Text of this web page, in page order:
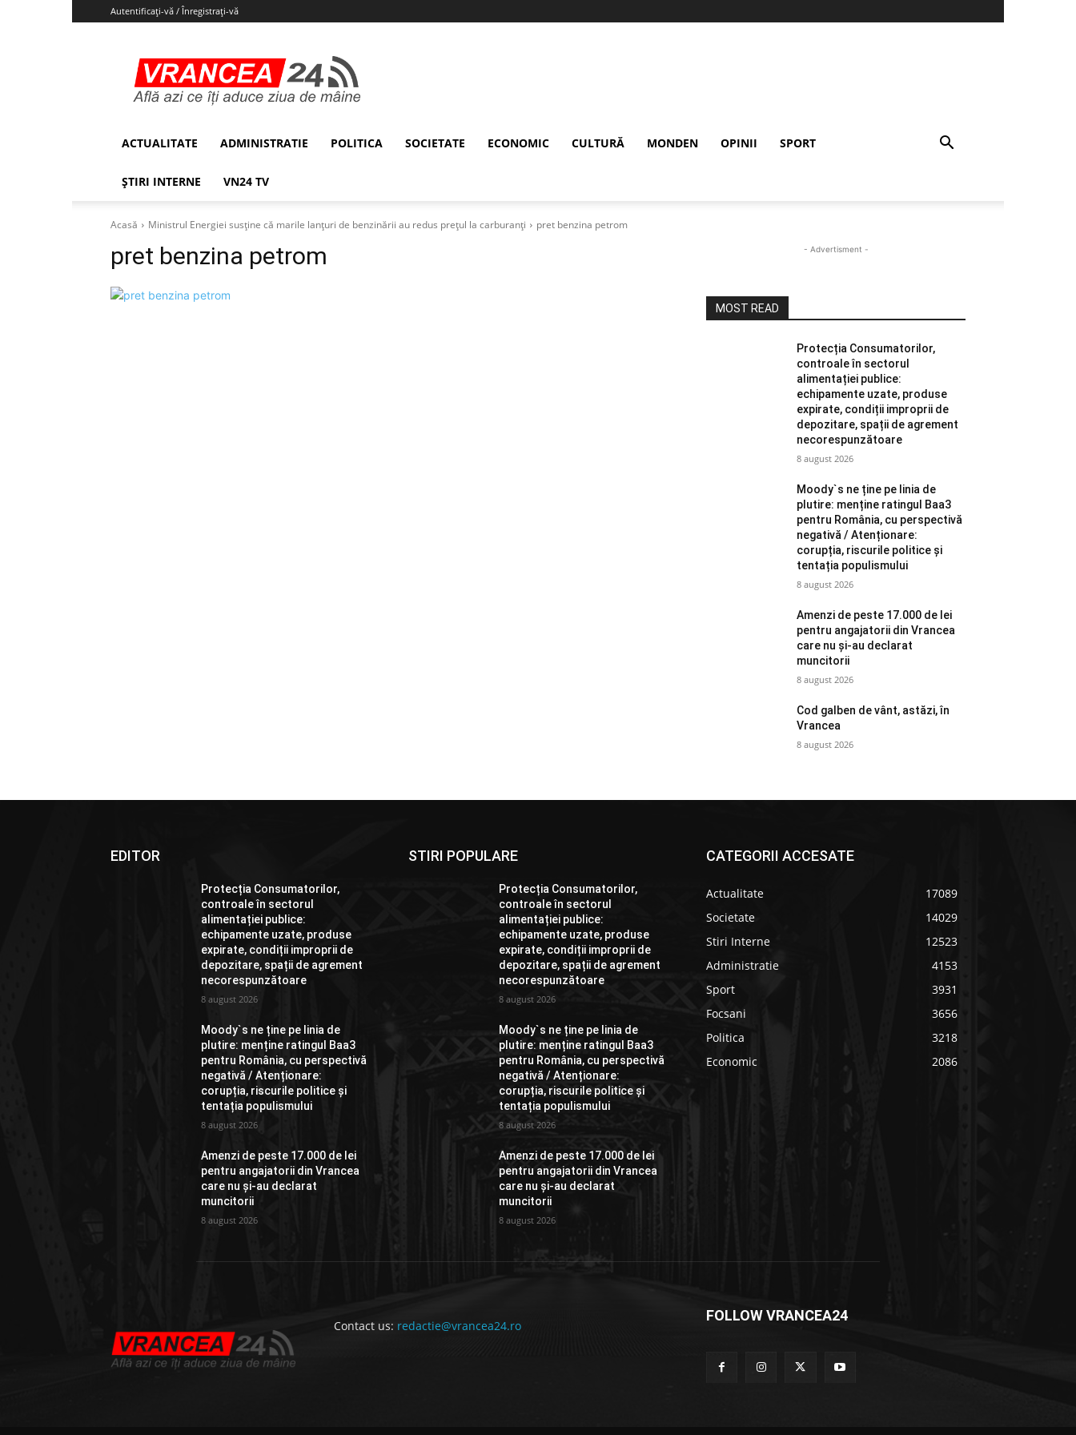
Autentificați-vă / Înregistrați-vă
ACTUALITATE ADMINISTRATIE POLITICA SOCIETATE ECONOMIC CULTURĂ MONDEN OPINII SPORT
ȘTIRI INTERNE VN24 TV
Acasă Ministrul Energiei susține că marile lanțuri de benzinării au redus prețul la carburanți pret benzina petrom
pret benzina petrom - Advertisment -
MOST READ
Protecția Consumatorilor,
controale în sectorul
alimentației publice:
echipamente uzate, produse
expirate, condiții improprii de
depozitare, spații de agrement
necorespunzătoare
8 august 2026
Moody`s ne ține pe linia de
plutire: menține ratingul Baa3
pentru România, cu perspectivă
negativă / Atenționare:
corupția, riscurile politice și
tentația populismului
8 august 2026
Amenzi de peste 17.000 de lei
pentru angajatorii din Vrancea
care nu și-au declarat
muncitorii
8 august 2026
Cod galben de vânt, astăzi, în
Vrancea
8 august 2026
EDITOR
Protecția Consumatorilor,
controale în sectorul
alimentației publice:
echipamente uzate, produse
expirate, condiții improprii de
depozitare, spații de agrement
necorespunzătoare
8 august 2026
Moody`s ne ține pe linia de
plutire: menține ratingul Baa3
pentru România, cu perspectivă
negativă / Atenționare:
corupția, riscurile politice și
tentația populismului
8 august 2026
Amenzi de peste 17.000 de lei
pentru angajatorii din Vrancea
care nu și-au declarat
muncitorii
8 august 2026
STIRI POPULARE
Protecția Consumatorilor,
controale în sectorul
alimentației publice:
echipamente uzate, produse
expirate, condiții improprii de
depozitare, spații de agrement
necorespunzătoare
8 august 2026
Moody`s ne ține pe linia de
plutire: menține ratingul Baa3
pentru România, cu perspectivă
negativă / Atenționare:
corupția, riscurile politice și
tentația populismului
8 august 2026
Amenzi de peste 17.000 de lei
pentru angajatorii din Vrancea
care nu și-au declarat
muncitorii
8 august 2026
CATEGORII ACCESATE
Actualitate
17089
Societate
14029
Stiri Interne
12523
Administratie
4153
Sport
3931
Focsani
3656
Politica
3218
Economic
2086
Contact us: redactie@vrancea24.ro
FOLLOW VRANCEA24